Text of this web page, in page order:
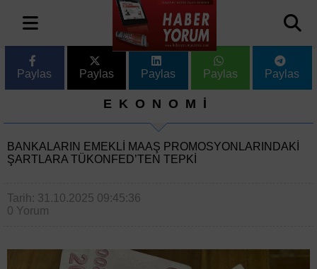
Paylas Paylas Paylas Paylas Paylas
EKONOMİ
BANKALARIN EMEKLI MAAŞ PROMOSYONLARINDAKI
ŞARTLARA TÜKONFED’TEN TEPKI
Tarih: 31.10.2025 09:45:36
0 Yorum